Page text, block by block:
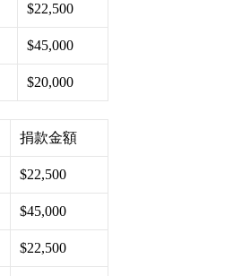
$22,500
$45,000
$20,000
捐款金額
$22,500
$45,000
$22,500